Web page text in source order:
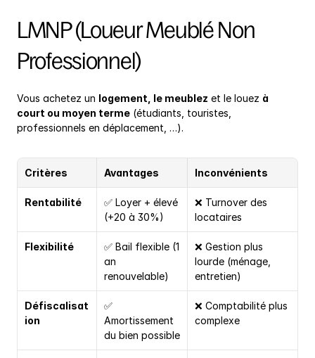
LMNP (Loueur Meublé Non
Professionnel)
Vous achetez un logement, le meublez et le louez à
court ou moyen terme (étudiants, touristes,
professionnels en déplacement, …).
Critères Avantages Inconvénients
Rentabilité
✅ Loyer + élevé
(+20 à 30%)
❌ Turnover des
locataires
Flexibilité
✅ Bail flexible (1
an
renouvelable)
❌ Gestion plus
lourde (ménage,
entretien)
Défiscalisat
ion
✅
Amortissement
du bien possible
❌ Comptabilité plus
complexe